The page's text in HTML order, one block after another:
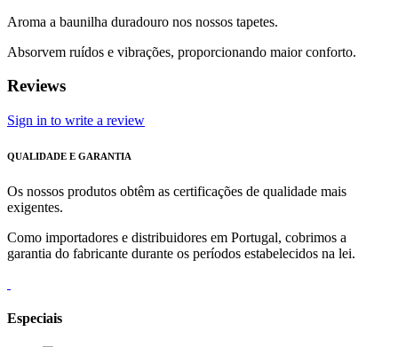
Aroma a baunilha duradouro nos nossos tapetes.
Absorvem ruídos e vibrações, proporcionando maior conforto.
Reviews
Sign in to write a review
QUALIDADE E GARANTIA
Os nossos produtos obtêm as certificações de qualidade mais
exigentes.
Como importadores e distribuidores em Portugal, cobrimos a
garantia do fabricante durante os períodos estabelecidos na lei.
Especiais